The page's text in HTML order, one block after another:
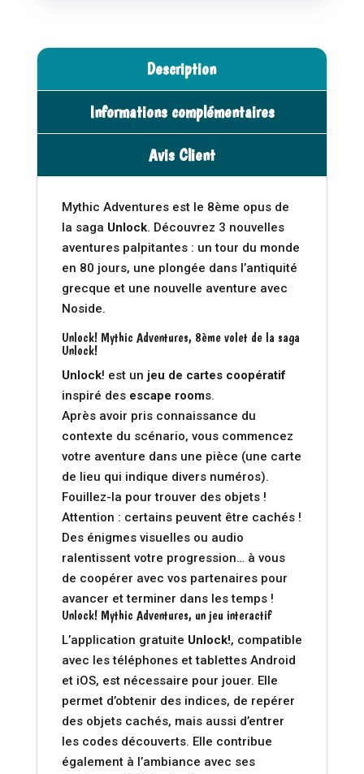
Description
Informations complémentaires
Avis Client
Mythic Adventures est le 8ème opus de
la saga Unlock. Découvrez 3 nouvelles
aventures palpitantes : un tour du monde
en 80 jours, une plongée dans l’antiquité
grecque et une nouvelle aventure avec
Noside.
Unlock! Mythic Adventures, 8ème volet de la saga
Unlock!
Unlock! est un jeu de cartes coopératif
inspiré desescape rooms.
Après avoir pris connaissance du
contexte du scénario, vous commencez
votre aventure dans une pièce (une carte
de lieu qui indique divers numéros).
Fouillez-la pour trouver des objets !
Attention : certains peuvent être cachés !
Des énigmes visuelles ou audio
ralentissent votre progression… à vous
de coopérer avec vos partenaires pour
avancer et terminer dans les temps !
Unlock! Mythic Adventures, un jeu interactif
L’application gratuite Unlock!, compatible
avec les téléphones et tablettes Android
et iOS, est nécessaire pour jouer. Elle
permet d’obtenir des indices, de repérer
des objets cachés, mais aussi d’entrer
les codes découverts. Elle contribue
également à l’ambiance avec ses